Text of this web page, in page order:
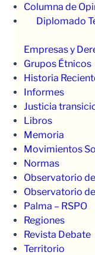
Columna de
Diplomado
Empresas y
Grupos Étnicos
Historia
Informes
Justicia
Libros
Memoria
Movimientos
Normas
Observatorio
Observatorio
Palma – RSPO
Regiones
Revista Debate
Territorio